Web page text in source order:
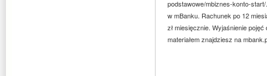
podstawowe/mbiznes-konto-
w mBanku. Rachunek po 12
zł miesięcznie. Wyjaśnienie
materiałem znajdziesz na